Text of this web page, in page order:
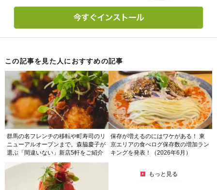
この記事を見た人におすすめの記事
群馬の名フレンチの移転や町寿司のリ
ニューアルオープンまで。森脇慶子が
選ぶ「間違いない」新店5軒をご紹介
保存が増えるのにはワケがある！ 東
京エリアの食べログ保存数の増加ラン
キングを発表！（2026年6月）
もっと見る